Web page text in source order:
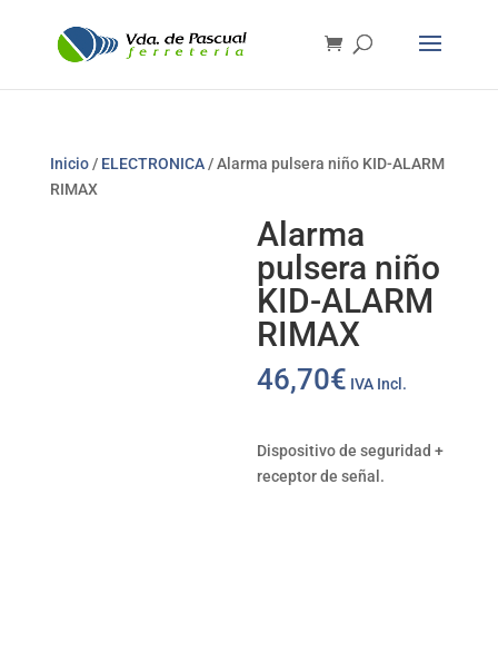
Inicio/ ELECTRONICA/ Alarma pulsera niño KID-ALARM
RIMAX
Alarma
pulsera niño
KID-ALARM
RIMAX
46,70€ IVA Incl.
Dispositivo de seguridad +
receptor de señal.